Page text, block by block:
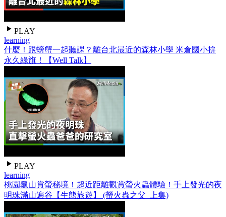
PLAY
learning
什麼！跟螃蟹一起聽課？離台北最近的森林小學 米倉國小拚
永久綠旗！【Well Talk】
PLAY
learning
桃園龜山賞螢秘境！超近距離觀賞螢火蟲體驗！手上發光的夜
明珠滿山遍谷【生態旅遊】 (螢火蟲之父_上集)